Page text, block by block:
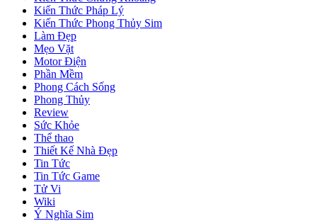
Kiến Thức Pháp Lý
Kiến Thức Phong Thủy Sim
Làm Đẹp
Mẹo Vặt
Motor Điện
Phần Mềm
Phong Cách Sống
Phong Thủy
Review
Sức Khỏe
Thể thao
Thiết Kế Nhà Đẹp
Tin Tức
Tin Tức Game
Tử Vi
Wiki
Ý Nghĩa Sim